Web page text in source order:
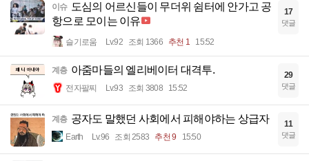
이슈 도심의 어르신들이 무더위 쉼터에 안가고 공
항으로 모이는 이유
슬기로움 Lv.92 조회 1366 추천 1 15:52
17
댓글
계층 아줌마들의 엘리베이터 대격투.
전자팔찌 Lv.93 조회 3808 15:52
29
댓글
계층 공자도 말했던 사회에서 피해야하는 상급자
Earth Lv.96 조회 2583 추천 9 15:50
11
댓글